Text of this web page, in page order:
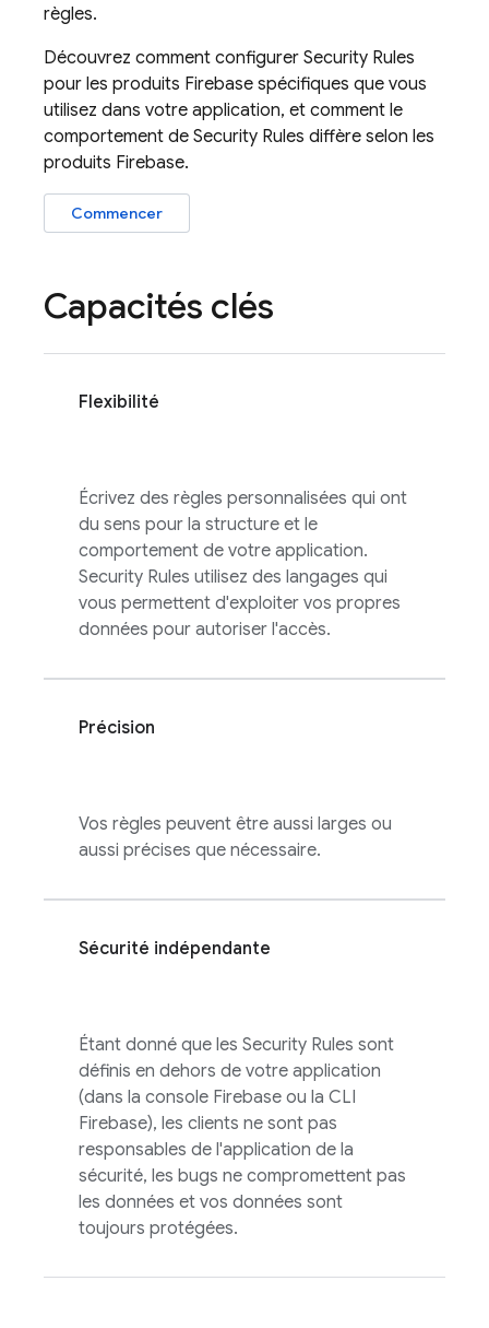
règles.
Découvrez comment configurer Security Rules
pour les produits Firebase spécifiques que vous
utilisez dans votre application, et comment le
comportement de Security Rules diffère selon les
produits Firebase.
Commencer
Capacités clés
Flexibilité
Écrivez des règles personnalisées qui ont
du sens pour la structure et le
comportement de votre application.
Security Rules utilisez des langages qui
vous permettent d'exploiter vos propres
données pour autoriser l'accès.
Précision
Vos règles peuvent être aussi larges ou
aussi précises que nécessaire.
Sécurité indépendante
Étant donné que les Security Rules sont
définis en dehors de votre application
(dans la console Firebase ou la CLI
Firebase), les clients ne sont pas
responsables de l'application de la
sécurité, les bugs ne compromettent pas
les données et vos données sont
toujours protégées.